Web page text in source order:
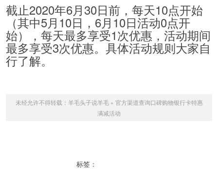
截止2020年6月30日前，每天10点开始
（其中5月10日，6月10日活动0点开
始），每天最多享受1次优惠，活动期间
最多享受3次优惠。具体活动规则大家自
行了解。
未经允许不得转载： 羊毛头子说羊毛» 官方渠道查询口碑购物银行卡特惠
满减活动
标签：